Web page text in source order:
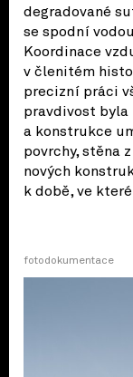
degradované
se spodní
Koordinace
v členitém
precizní práci
pravdivost byla
a konstrukce
povrchy, stěna
nových
k době, ve
fotodokumentace